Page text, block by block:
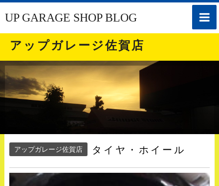
toggle
UP GARAGE SHOP BLOG
アップガレージ佐賀店
アップガレージ佐賀店 タイヤ・ホイール